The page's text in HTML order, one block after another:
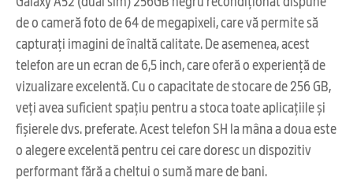
de o cameră foto de 64 de megapixeli, care vă permite să
capturați imagini de înaltă calitate. De asemenea, acest
telefon are un ecran de 6,5 inch, care oferă o experiență de
vizualizare excelentă. Cu o capacitate de stocare de 256 GB,
veți avea suficient spațiu pentru a stoca toate aplicațiile și
fișierele dvs. preferate. Acest telefon SH la mâna a doua este
o alegere excelentă pentru cei care doresc un dispozitiv
performant fără a cheltui o sumă mare de bani.